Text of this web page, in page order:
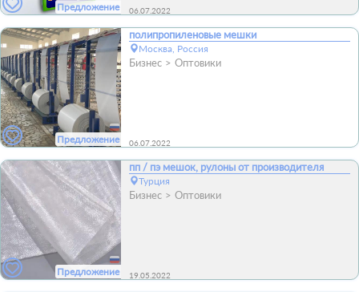
Предложение 06.07.2022
Предложение
полипропиленовые мешки
Москва, Россия
Бизнес Оптовики
06.07.2022
Предложение
пп / пэ мешок, рулоны от производителя
Турция
Бизнес Оптовики
19.05.2022